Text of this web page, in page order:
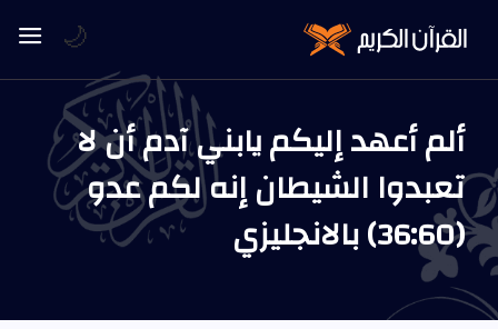
ألم أعهد إليكم يابني آدم أن لا
تعبدوا الشيطان إنه لكم عدو
(36:60) بالانجليزي
🌙